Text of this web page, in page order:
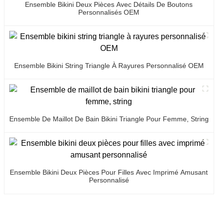
Ensemble Bikini Deux Pièces Avec Détails De Boutons
Personnalisés OEM
Ensemble Bikini String Triangle À Rayures Personnalisé OEM
Ensemble De Maillot De Bain Bikini Triangle Pour Femme, String
Ensemble Bikini Deux Pièces Pour Filles Avec Imprimé Amusant
Personnalisé